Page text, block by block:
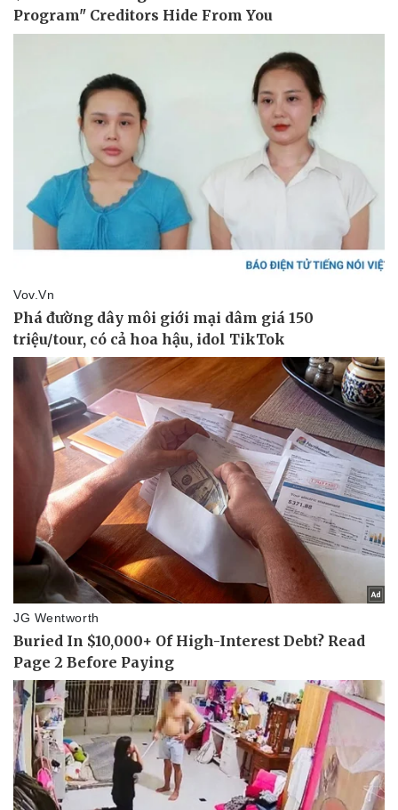
Pháp luật
Vụ án
Tin nóng
Tư vấn luật
Quân sự - Quốc phòng
Vũ khí
Việt Nam
Phân tích